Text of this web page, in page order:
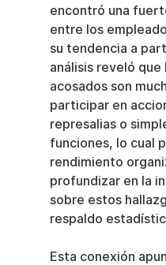
encontró una
entre los
su tendencia a
análisis reveló
acosados son
participar en
represalias o
funciones, lo cual
rendimiento
profundizar en la
sobre estos
respaldo
Esta conexión